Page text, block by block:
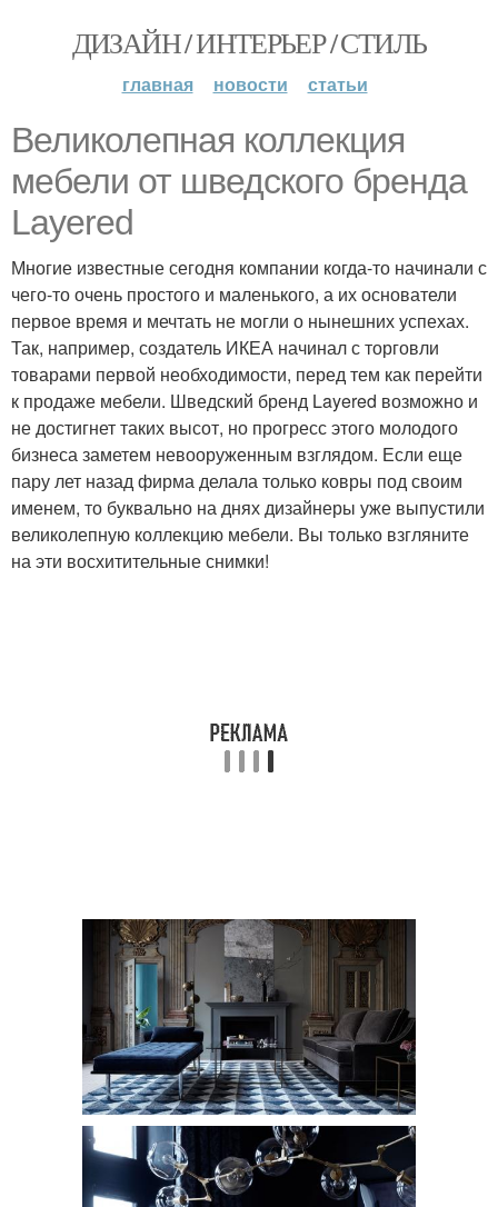
ДИЗАЙН / ИНТЕРЬЕР / СТИЛЬ
главная новости статьи
Великолепная коллекция
мебели от шведского бренда
Layered
Многие известные сегодня компании когда-то начинали с
чего-то очень простого и маленького, а их основатели
первое время и мечтать не могли о нынешних успехах.
Так, например, создатель ИКЕА начинал с торговли
товарами первой необходимости, перед тем как перейти
к продаже мебели. Шведский бренд Layered возможно и
не достигнет таких высот, но прогресс этого молодого
бизнеса заметем невооруженным взглядом. Если еще
пару лет назад фирма делала только ковры под своим
именем, то буквально на днях дизайнеры уже выпустили
великолепную коллекцию мебели. Вы только взгляните
на эти восхитительные снимки!